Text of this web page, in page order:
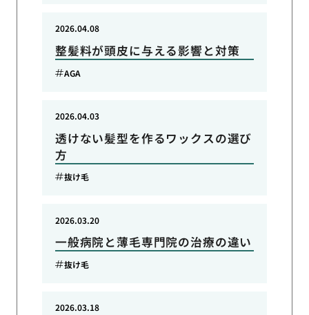
整髪料が頭皮に与える影響と対策
2026.04.08
AGA
透けない髪型を作るワックスの選び
方
2026.04.03
抜け毛
一般病院と薄毛専門院の治療の違い
2026.03.20
抜け毛
2026.03.18